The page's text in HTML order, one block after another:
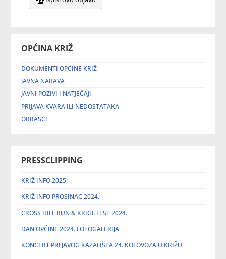
OPĆINA KRIŽ
DOKUMENTI OPĆINE KRIŽ
JAVNA NABAVA
JAVNI POZIVI I NATJEČAJI
PRIJAVA KVARA ILI NEDOSTATAKA
OBRASCI
PRESSCLIPPING
KRIŽ INFO 2025.
KRIŽ INFO PROSINAC 2024.
CROSS HILL RUN & KRIGL FEST 2024.
DAN OPĆINE 2024. FOTOGALERIJA
KONCERT PRLJAVOG KAZALIŠTA 24. KOLOVOZA U KRIŽU